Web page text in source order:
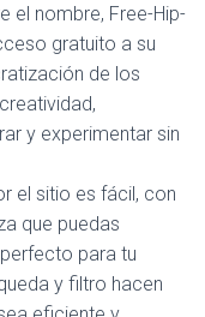
el nombre, Free-Hip-
gratuito a su
de los
y experimentar sin
el sitio es fácil, con
que puedas
para tu
y filtro hacen